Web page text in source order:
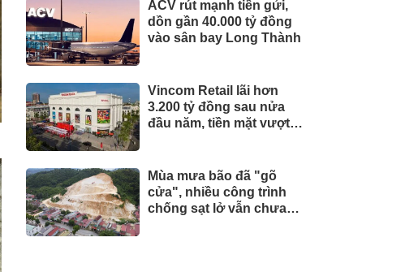
ACV rút mạnh tiền gửi,
dồn gần 40.000 tỷ đồng
vào sân bay Long Thành
Vincom Retail lãi hơn
3.200 tỷ đồng sau nửa
đầu năm, tiền mặt vượt
Mùa mưa bão đã "gõ
cửa", nhiều công trình
chống sạt lở vẫn chưa